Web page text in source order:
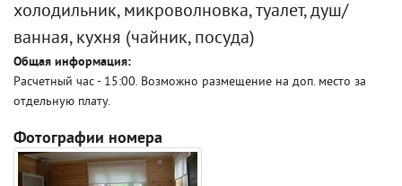
холодильник, микроволновка, туалет, душ/
ванная, кухня (чайник, посуда)
Общая информация:
Расчетный час - 15:00. Возможно размещение на доп. место за
отдельную плату.
Фотографии номера